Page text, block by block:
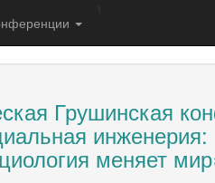
Грушинская
инженерия:
меняет